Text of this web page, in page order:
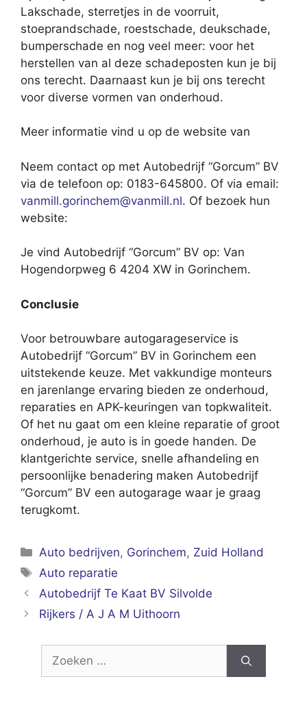
Lakschade, sterretjes in de voorruit,
stoeprandschade, roestschade, deukschade,
bumperschade en nog veel meer: voor het
herstellen van al deze schadeposten kun je bij
ons terecht. Daarnaast kun je bij ons terecht
voor diverse vormen van onderhoud.
Meer informatie vind u op de website van
Neem contact op met Autobedrijf “Gorcum” BV
via de telefoon op: 0183-645800. Of via email:
vanmill.gorinchem@vanmill.nl. Of bezoek hun
website:
Je vind Autobedrijf “Gorcum” BV op: Van
Hogendorpweg 6 4204 XW in Gorinchem.
Conclusie
Voor betrouwbare autogarageservice is
Autobedrijf “Gorcum” BV in Gorinchem een
uitstekende keuze. Met vakkundige monteurs
en jarenlange ervaring bieden ze onderhoud,
reparaties en APK-keuringen van topkwaliteit.
Of het nu gaat om een kleine reparatie of groot
onderhoud, je auto is in goede handen. De
klantgerichte service, snelle afhandeling en
persoonlijke benadering maken Autobedrijf
“Gorcum” BV een autogarage waar je graag
terugkomt.
Categorieën
Auto bedrijven, Gorinchem, Zuid Holland
Tags
Auto reparatie
Autobedrijf Te Kaat BV Silvolde
Rijkers / A J A M Uithoorn
Zoek